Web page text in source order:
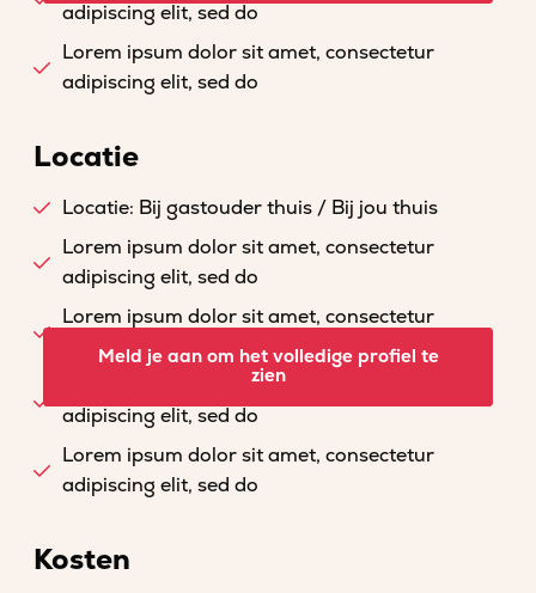
adipiscing elit, sed do
Lorem ipsum dolor sit amet, consectetur
adipiscing elit, sed do
Locatie
Locatie: Bij gastouder thuis / Bij jou thuis
Lorem ipsum dolor sit amet, consectetur
adipiscing elit, sed do
Lorem ipsum dolor sit amet, consectetur
adipiscing elit, sed do
Lorem ipsum dolor sit amet, consectetur
adipiscing elit, sed do
Lorem ipsum dolor sit amet, consectetur
adipiscing elit, sed do
Meld je aan om het volledige profiel te
zien
Kosten